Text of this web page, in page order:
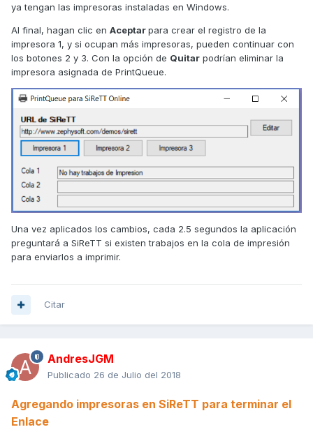
ya tengan las impresoras instaladas en Windows.
Al final, hagan clic en Aceptarpara crear el registro de la
impresora 1, y si ocupan más impresoras, pueden continuar con
los botones 2 y 3. Con la opción de Quitar podrían eliminar la
impresora asignada de PrintQueue.
Una vez aplicados los cambios, cada 2.5 segundos la aplicación
preguntará a SiReTT si existen trabajos en la cola de impresión
para enviarlos a imprimir.
Citar
AndresJGM
Publicado 26 de Julio del 2018
Agregando impresoras en SiReTT para terminar el
Enlace